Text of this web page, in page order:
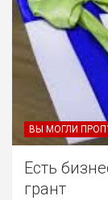
ВЫ МОГЛИ
Есть
грант